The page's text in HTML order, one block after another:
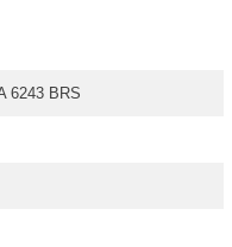
6243 BRS